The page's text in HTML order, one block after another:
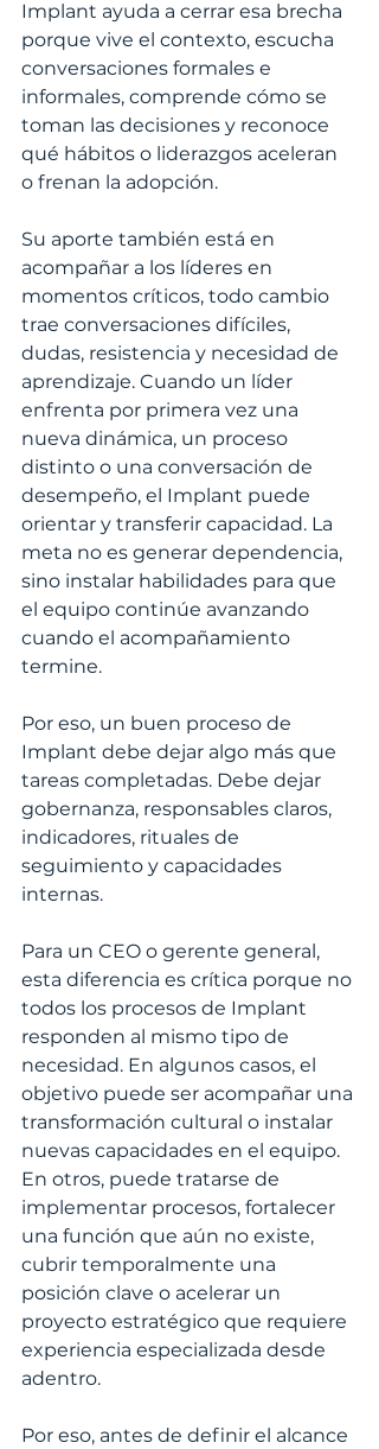
Implant ayuda a cerrar esa brecha
porque vive el contexto, escucha
conversaciones formales e
informales, comprende cómo se
toman las decisiones y reconoce
qué hábitos o liderazgos aceleran
o frenan la adopción.
Su aporte también está en
acompañar a los líderes en
momentos críticos, todo cambio
trae conversaciones difíciles,
dudas, resistencia y necesidad de
aprendizaje. Cuando un líder
enfrenta por primera vez una
nueva dinámica, un proceso
distinto o una conversación de
desempeño, el Implant puede
orientar y transferir capacidad. La
meta no es generar dependencia,
sino instalar habilidades para que
el equipo continúe avanzando
cuando el acompañamiento
termine.
Por eso, un buen proceso de
Implant debe dejar algo más que
tareas completadas. Debe dejar
gobernanza, responsables claros,
indicadores, rituales de
seguimiento y capacidades
internas.
Para un CEO o gerente general,
esta diferencia es crítica porque no
todos los procesos de Implant
responden al mismo tipo de
necesidad. En algunos casos, el
objetivo puede ser acompañar una
transformación cultural o instalar
nuevas capacidades en el equipo.
En otros, puede tratarse de
implementar procesos, fortalecer
una función que aún no existe,
cubrir temporalmente una
posición clave o acelerar un
proyecto estratégico que requiere
experiencia especializada desde
adentro.
Por eso, antes de definir el alcance